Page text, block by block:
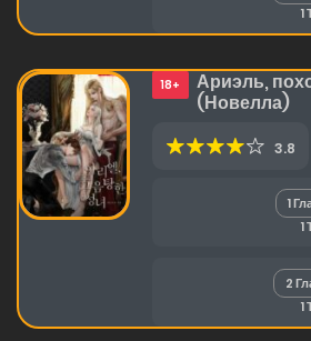
1
18+
Ариэль,
(Новелла)
3.8
1
1
2
1